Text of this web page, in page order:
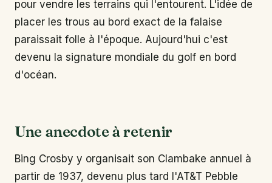
pour vendre les terrains qui l'entourent. L'idée de
placer les trous au bord exact de la falaise
paraissait folle à l'époque. Aujourd'hui c'est
devenu la signature mondiale du golf en bord
d'océan.
Une anecdote à retenir
Bing Crosby y organisait son Clambake annuel à
partir de 1937, devenu plus tard l'AT&T Pebble